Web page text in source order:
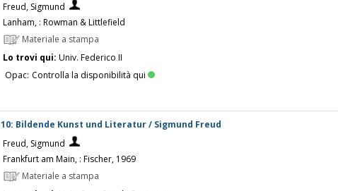
Freud, Sigmund
Lanham, : Rowman & Littlefield
Materiale a stampa
Lo trovi qui: Univ. Federico II
Opac: Controlla la disponibilità qui
10: Bildende Kunst und Literatur / Sigmund Freud
Freud, Sigmund
Frankfurt am Main, : Fischer, 1969
Materiale a stampa